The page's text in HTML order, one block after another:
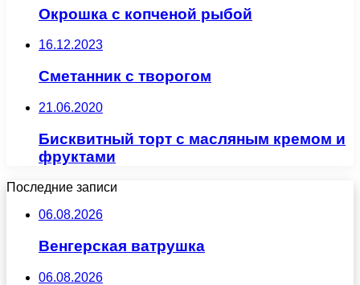
Окрошка с копченой рыбой
16.12.2023
Сметанник с творогом
21.06.2020
Бисквитный торт с масляным кремом и
фруктами
Последние записи
06.08.2026
Венгерская ватрушка
06.08.2026